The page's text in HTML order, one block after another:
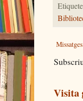
Visita